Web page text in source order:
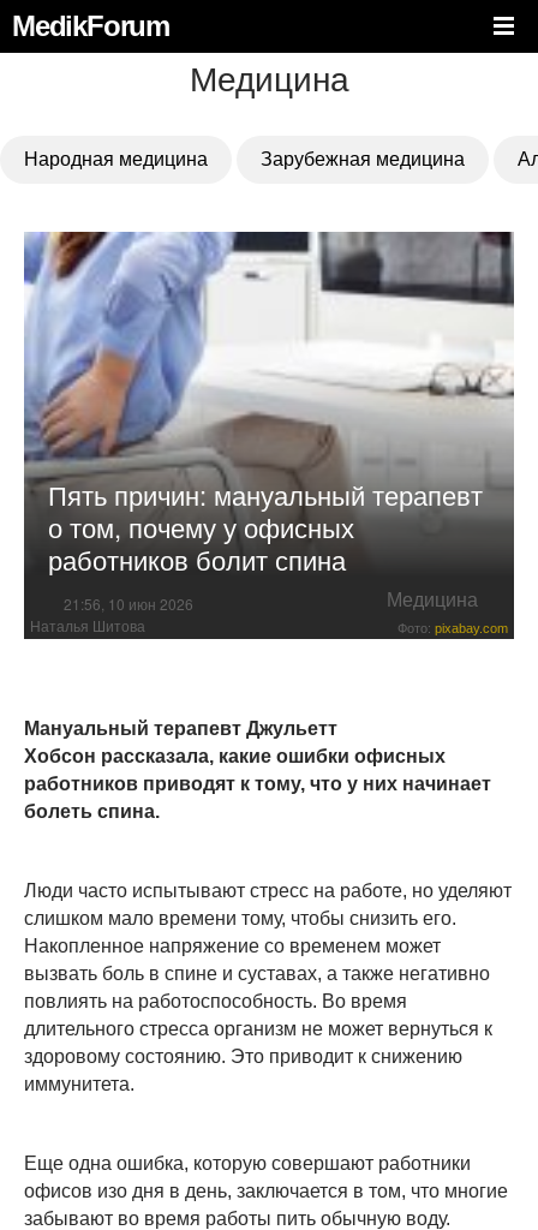
MedikForum
Медицина
Народная медицина Зарубежная медицина
Пять причин: мануальный терапевт
о том, почему у офисных
работников болит спина
21:56, 10 июн 2026 Медицина
Наталья Шитова Фото: pixabay.com
Мануальный терапевт Джульетт
Хобсон рассказала, какие ошибки офисных
работников приводят к тому, что у них начинает
болеть спина.
Люди часто испытывают стресс на работе, но уделяют
слишком мало времени тому, чтобы снизить его.
Накопленное напряжение со временем может
вызвать боль в спине и суставах, а также негативно
повлиять на работоспособность. Во время
длительного стресса организм не может вернуться к
здоровому состоянию. Это приводит к снижению
иммунитета.
Еще одна ошибка, которую совершают работники
офисов изо дня в день, заключается в том, что многие
забывают во время работы пить обычную воду.